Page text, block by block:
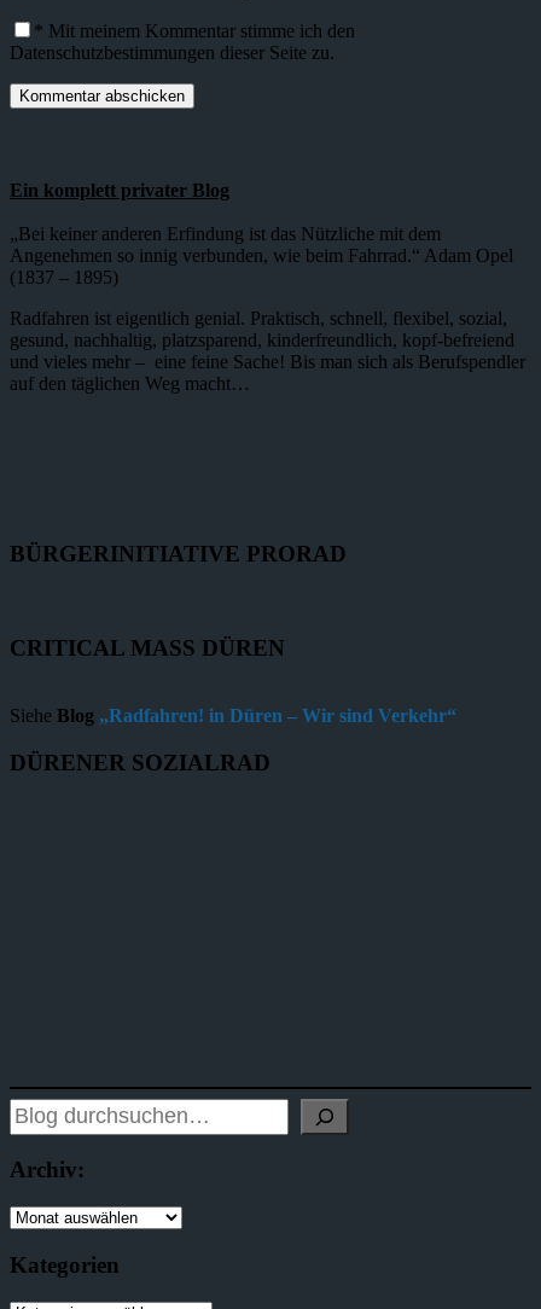
* Mit meinem Kommentar stimme ich den
Datenschutzbestimmungen dieser Seite zu.
Ein komplett privater Blog
„Bei keiner anderen Erfindung ist das Nützliche mit dem
Angenehmen so innig verbunden, wie beim Fahrrad.“ Adam Opel
(1837 – 1895)
Radfahren ist eigentlich genial. Praktisch, schnell, flexibel, sozial,
gesund, nachhaltig, platzsparend, kinderfreundlich, kopf-befreiend
und vieles mehr – eine feine Sache! Bis man sich als Berufspendler
auf den täglichen Weg macht…
BÜRGERINITIATIVE PRORAD
CRITICAL MASS DÜREN
Siehe Blog „Radfahren! in Düren – Wir sind Verkehr“
DÜRENER SOZIALRAD
Archiv:
Kategorien